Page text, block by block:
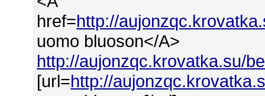
href=http://
uomo bluoson</A>
http://aujonzqc.krovatka.su/
[url=http://